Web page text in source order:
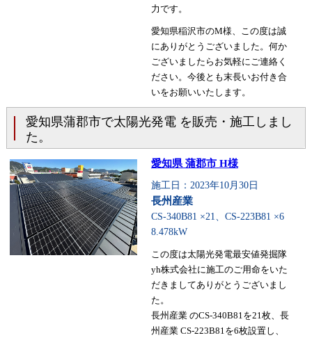
力です。
愛知県稲沢市のM様、この度は誠
にありがとうございました。何か
ございましたらお気軽にご連絡く
ださい。今後とも末長いお付き合
いをお願いいたします。
愛知県蒲郡市で太陽光発電 を販売・施工しまし
た。
愛知県 蒲郡市 H様
施工日：2023年10月30日
長州産業
CS-340B81 ×21、CS-223B81 ×6
8.478kW
この度は太陽光発電最安値発掘隊
yh株式会社に施工のご用命をいた
だきましてありがとうございまし
た。
長州産業 のCS-340B81を21枚、長
州産業 CS-223B81を6枚設置し、